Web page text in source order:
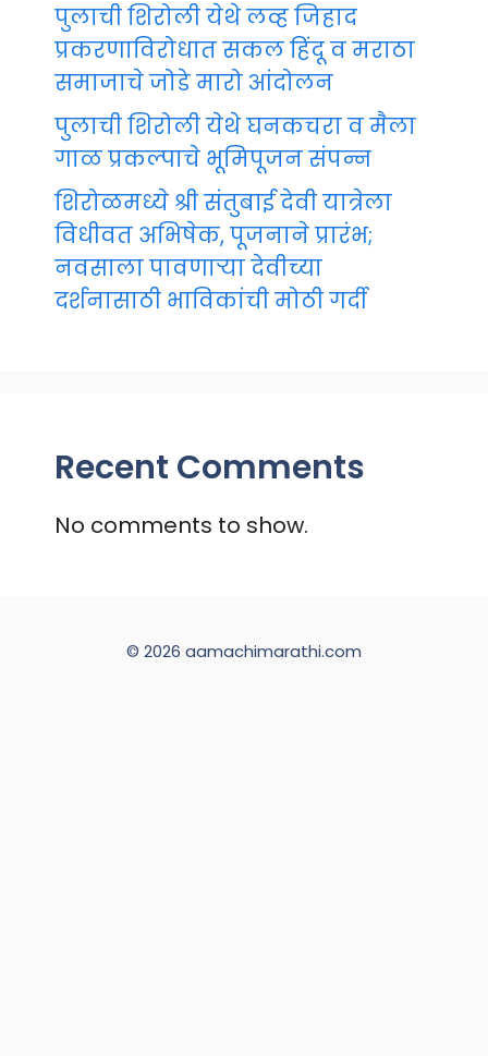
पुलाची शिरोली येथे लव्ह जिहाद
प्रकरणाविरोधात सकल हिंदू व मराठा
समाजाचे जोडे मारो आंदोलन
पुलाची शिरोली येथे घनकचरा व मैला
गाळ प्रकल्पाचे भूमिपूजन संपन्न
शिरोळमध्ये श्री संतुबाई देवी यात्रेला
विधीवत अभिषेक, पूजनाने प्रारंभ;
नवसाला पावणाऱ्या देवीच्या
दर्शनासाठी भाविकांची मोठी गर्दी
Recent Comments
No comments to show.
© 2026 aamachimarathi.com